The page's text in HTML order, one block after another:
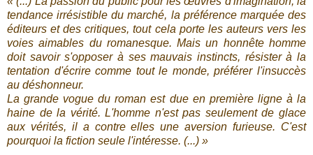
tendance irrésistible du marché, la préférence marquée des
éditeurs et des critiques, tout cela porte les auteurs vers les
voies aimables du romanesque. Mais un honnête homme
doit savoir s'opposer à ses mauvais instincts, résister à la
tentation d'écrire comme tout le monde, préférer l'insuccès
au déshonneur.
La grande vogue du roman est due en première ligne à la
haine de la vérité. L'homme n'est pas seulement de glace
aux vérités, il a contre elles une aversion furieuse. C'est
pourquoi la fiction seule l'intéresse. (...) »